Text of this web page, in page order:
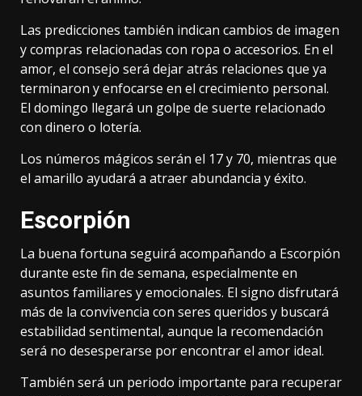
Las predicciones también indican cambios de imagen
y compras relacionadas con ropa o accesorios. En el
amor, el consejo será dejar atrás relaciones que ya
terminaron y enfocarse en el crecimiento personal.
El domingo llegará un golpe de suerte relacionado
con dinero o lotería.
Los números mágicos serán el 17 y 70, mientras que
el amarillo ayudará a atraer abundancia y éxito.
Escorpión
La buena fortuna seguirá acompañando a Escorpión
durante este fin de semana, especialmente en
asuntos familiares y emocionales. El signo disfrutará
más de la convivencia con seres queridos y buscará
estabilidad sentimental, aunque la recomendación
será no desesperarse por encontrar el amor ideal.
También será un periodo importante para recuperar